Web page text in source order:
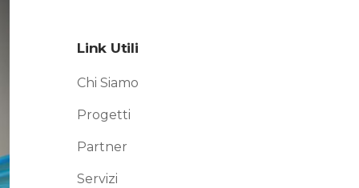
Link Utili
Chi Siamo
Progetti
Partner
Servizi